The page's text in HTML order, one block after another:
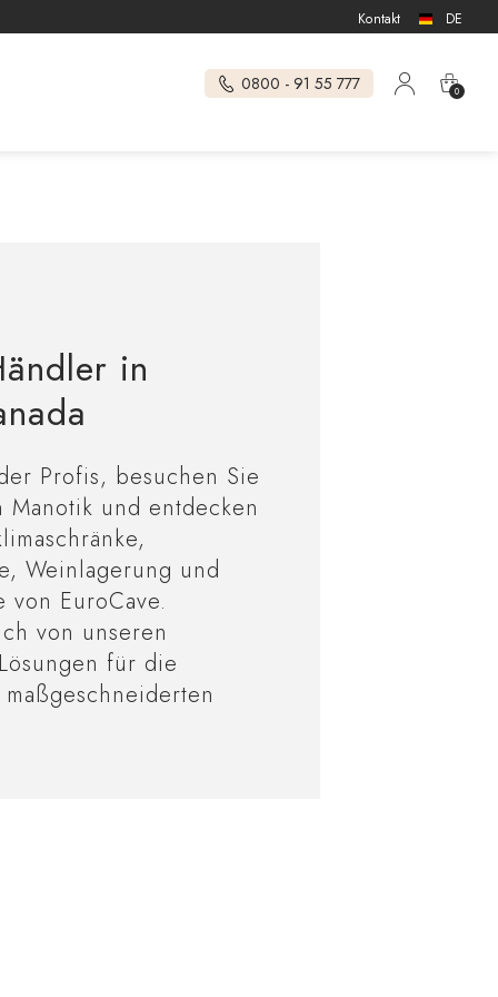
Kontakt DE
0800 - 91 55 777 0
in
Profis, besuchen Sie
Manotik und entdecken
Weinlagerung und
EuroCave.
von unseren
für die